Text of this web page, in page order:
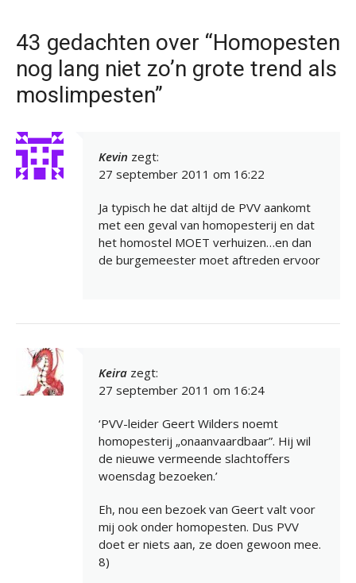
43 gedachten over “Homopesten
nog lang niet zo’n grote trend als
moslimpesten”
Kevin zegt:
27 september 2011 om 16:22
Ja typisch he dat altijd de PVV aankomt
met een geval van homopesterij en dat
het homostel MOET verhuizen…en dan
de burgemeester moet aftreden ervoor
Keira zegt:
27 september 2011 om 16:24
‘PVV-leider Geert Wilders noemt
homopesterij „onaanvaardbaar”. Hij wil
de nieuwe vermeende slachtoffers
woensdag bezoeken.’
Eh, nou een bezoek van Geert valt voor
mij ook onder homopesten. Dus PVV
doet er niets aan, ze doen gewoon mee.
8)